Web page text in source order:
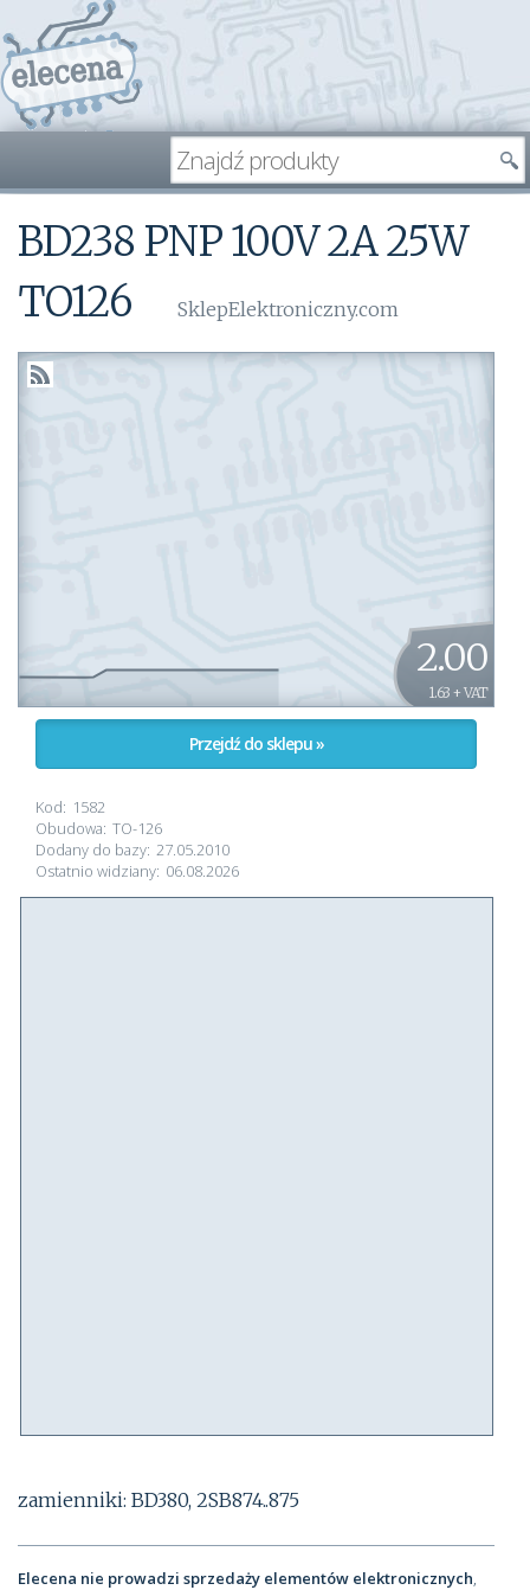
BD238 PNP 100V 2A 25W
TO126
SklepElektroniczny.com
2.00
1.63 + VAT
Przejdź do sklepu »
Kod: 1582
Obudowa: TO-126
Dodany do bazy: 27.05.2010
Ostatnio widziany: 06.08.2026
zamienniki: BD380, 2SB874..875
Elecena nie prowadzi sprzedaży elementów elektronicznych